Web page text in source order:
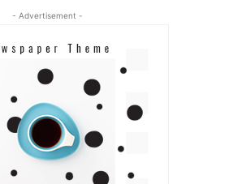
- Advertisement -